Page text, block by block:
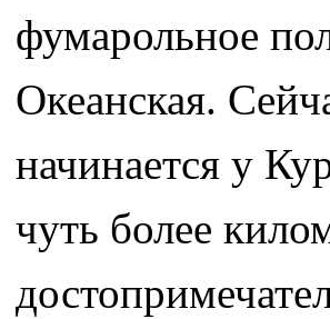
фумарольное
Океанская.
начинается у
чуть более